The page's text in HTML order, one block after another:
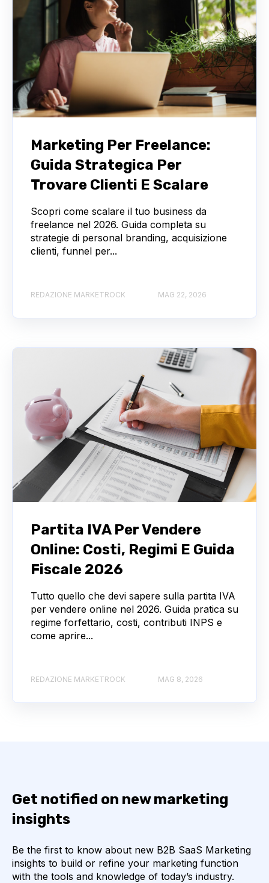
Marketing Per Freelance:
Guida Strategica Per
Trovare Clienti E Scalare
Scopri come scalare il tuo business da
freelance nel 2026. Guida completa su
strategie di personal branding, acquisizione
clienti, funnel per...
REDAZIONE MARKETROCK MAG 22, 2026
Partita IVA Per Vendere
Online: Costi, Regimi E Guida
Fiscale 2026
Tutto quello che devi sapere sulla partita IVA
per vendere online nel 2026. Guida pratica su
regime forfettario, costi, contributi INPS e
come aprire...
REDAZIONE MARKETROCK MAG 8, 2026
Get notified on new marketing
insights
Be the first to know about new B2B SaaS Marketing
insights to build or refine your marketing function
with the tools and knowledge of today’s industry.